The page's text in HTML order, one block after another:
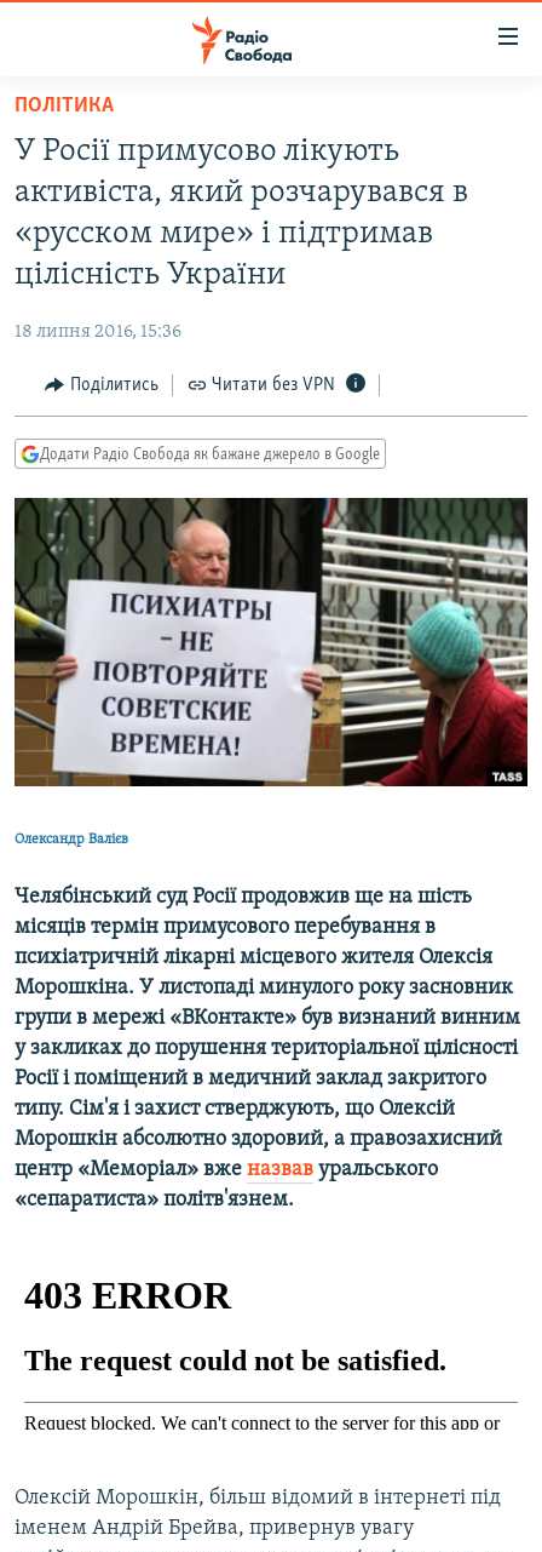
Перейти
основного
матеріалу
до
основної
Перейти
пошуку
ВСЕ ЗА ДОБУ
ПОЛІТИКА
КУЛЬТУРА
СПОРТ
СВІТ
ВІЙНА
ДОНБАС.РЕАЛІЇ
КРИМ.РЕАЛІЇ
ТИ ЯК?
КИТАЙ.ВИКЛИКИ
МУЛЬТИМЕДІА
ФОТО
СПЕЦПРОЄКТИ
ПОДКАСТИ
КРИМ РЕАЛІЇ
РУС
УКР
КТАТ
ДОЛУЧАЙСЯ!
Усі сайти RFE/RL
ПОЛІТИКА
У Росії примусово лікують
активіста, який розчарувався в
«русском мире» і підтримав
цілісність України
18 липня 2016, 15:36
Поділитись Читати без VPN
Додати Радіо Свобода як бажане джерело в Google
Олександр Валієв
Челябінський суд Росії продовжив ще на шість
місяців термін примусового перебування в
психіатричній лікарні місцевого жителя Олексія
Морошкіна. У листопаді минулого року засновник
групи в мережі «ВКонтакте» був визнаний винним
у закликах до порушення територіальної цілісності
Росії і поміщений в медичний заклад закритого
типу. Сім'я і захист стверджують, що Олексій
Морошкін абсолютно здоровий, а правозахисний
центр «Меморіал» вже назвав уральського
«сепаратиста» політв'язнем.
Олексій Морошкін, більш відомий в інтернеті під
іменем Андрій Брейва, привернув увагу